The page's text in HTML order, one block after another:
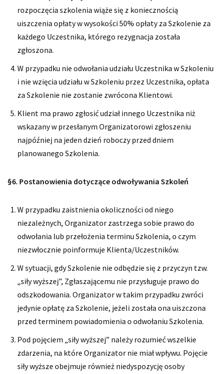
rozpoczęcia szkolenia wiąże się z koniecznością
uiszczenia opłaty w wysokości 50% opłaty za Szkolenie za
każdego Uczestnika, którego rezygnacja została
zgłoszona.
W przypadku nie odwołania udziału Uczestnika w Szkoleniu
i nie wzięcia udziału w Szkoleniu przez Uczestnika, opłata
za Szkolenie nie zostanie zwrócona Klientowi.
Klient ma prawo zgłosić udział innego Uczestnika niż
wskazany w przesłanym Organizatorowi zgłoszeniu
najpóźniej na jeden dzień roboczy przed dniem
planowanego Szkolenia.
§6. Postanowienia dotyczące odwoływania Szkoleń
W przypadku zaistnienia okoliczności od niego
niezależnych, Organizator zastrzega sobie prawo do
odwołania lub przełożenia terminu Szkolenia, o czym
niezwłocznie poinformuje Klienta/Uczestników.
W sytuacji, gdy Szkolenie nie odbędzie się z przyczyn tzw.
„siły wyższej”, Zgłaszającemu nie przysługuje prawo do
odszkodowania. Organizator w takim przypadku zwróci
jedynie opłatę za Szkolenie, jeżeli została ona uiszczona
przed terminem powiadomienia o odwołaniu Szkolenia.
Pod pojęciem „siły wyższej” należy rozumieć wszelkie
zdarzenia, na które Organizator nie miał wpływu. Pojęcie
siły wyższe obejmuje również niedyspozycję osoby